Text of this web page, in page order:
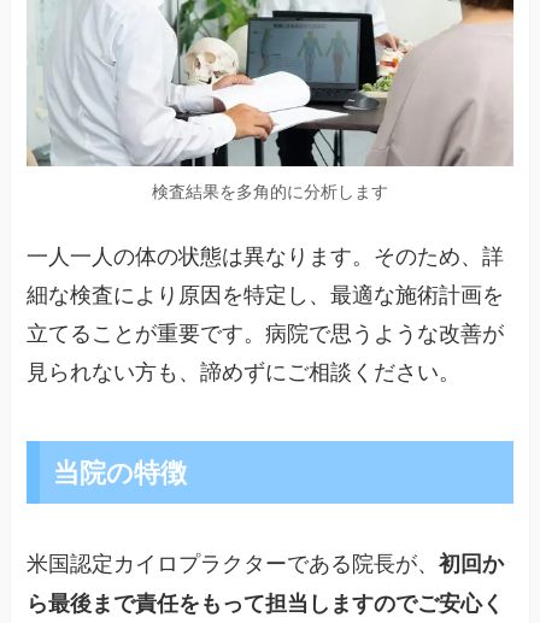
検査結果を多角的に分析します
一人一人の体の状態は異なります。そのため、詳
細な検査により原因を特定し、最適な施術計画を
立てることが重要です。病院で思うような改善が
見られない方も、諦めずにご相談ください。
当院の特徴
米国認定カイロプラクターである院長が、初回か
ら最後まで責任をもって担当しますのでご安心く